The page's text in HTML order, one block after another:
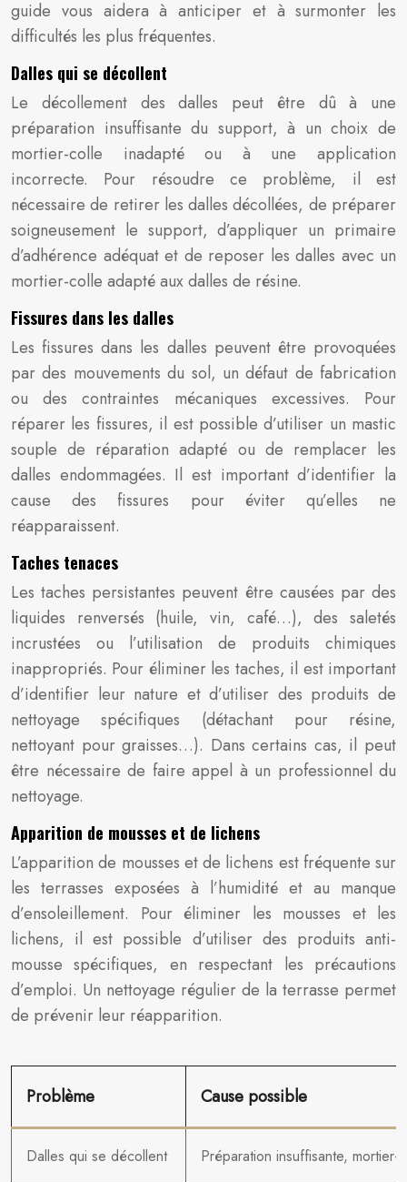
guide vous aidera à anticiper et à surmonter les
difficultés les plus fréquentes.
Dalles qui se décollent
Le décollement des dalles peut être dû à une
préparation insuffisante du support, à un choix de
mortier-colle inadapté ou à une application
incorrecte. Pour résoudre ce problème, il est
nécessaire de retirer les dalles décollées, de préparer
soigneusement le support, d’appliquer un primaire
d’adhérence adéquat et de reposer les dalles avec un
mortier-colle adapté aux dalles de résine.
Fissures dans les dalles
Les fissures dans les dalles peuvent être provoquées
par des mouvements du sol, un défaut de fabrication
ou des contraintes mécaniques excessives. Pour
réparer les fissures, il est possible d’utiliser un mastic
souple de réparation adapté ou de remplacer les
dalles endommagées. Il est important d’identifier la
cause des fissures pour éviter qu’elles ne
réapparaissent.
Taches tenaces
Les taches persistantes peuvent être causées par des
liquides renversés (huile, vin, café…), des saletés
incrustées ou l’utilisation de produits chimiques
inappropriés. Pour éliminer les taches, il est important
d’identifier leur nature et d’utiliser des produits de
nettoyage spécifiques (détachant pour résine,
nettoyant pour graisses…). Dans certains cas, il peut
être nécessaire de faire appel à un professionnel du
nettoyage.
Apparition de mousses et de lichens
L’apparition de mousses et de lichens est fréquente sur
les terrasses exposées à l’humidité et au manque
d’ensoleillement. Pour éliminer les mousses et les
lichens, il est possible d’utiliser des produits anti-
mousse spécifiques, en respectant les précautions
d’emploi. Un nettoyage régulier de la terrasse permet
de prévenir leur réapparition.
Problème Cause possible
Dalles qui se décollent Préparation insuffisante, mortier-